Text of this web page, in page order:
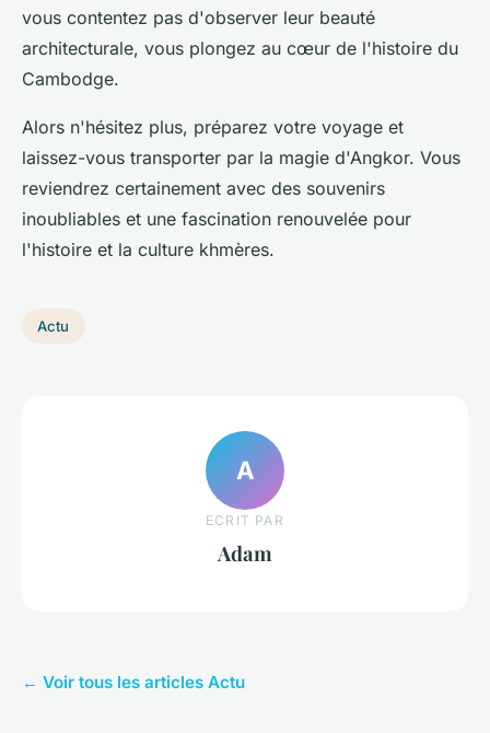
vous contentez pas d'observer leur beauté
architecturale, vous plongez au cœur de l'histoire du
Cambodge.
Alors n'hésitez plus, préparez votre voyage et
laissez-vous transporter par la magie d'Angkor. Vous
reviendrez certainement avec des souvenirs
inoubliables et une fascination renouvelée pour
l'histoire et la culture khmères.
Actu
A
ECRIT PAR
Adam
← Voir tous les articles Actu